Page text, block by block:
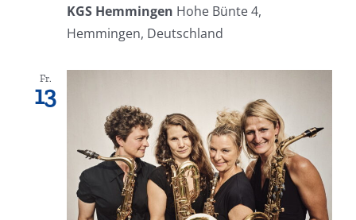
KGS Hemmingen Hohe Bünte 4,
Hemmingen, Deutschland
Fr.
13